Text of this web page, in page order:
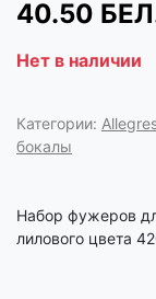
40.50
Нет в наличии
Категории:
бокалы
Набор фужеров
лилового цвета